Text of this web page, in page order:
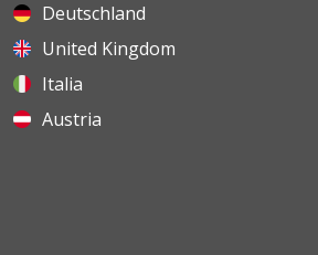
Deutschland
United Kingdom
Italia
Austria